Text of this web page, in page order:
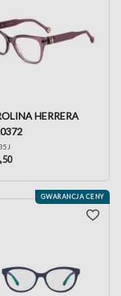
HERRERA
,50
GWARANCJA CENY